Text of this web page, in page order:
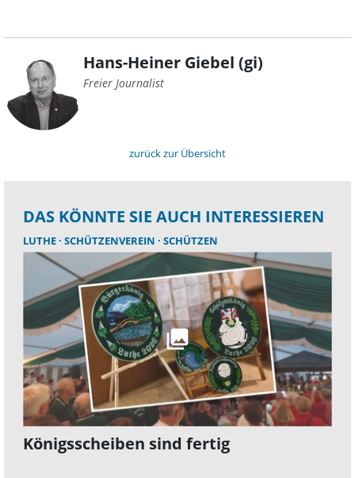
Hans-Heiner Giebel (gi)
Freier Journalist
zurück zur Übersicht
DAS KÖNNTE SIE AUCH INTERESSIEREN
LUTHE SCHÜTZENVEREIN SCHÜTZEN
Königsscheiben sind fertig